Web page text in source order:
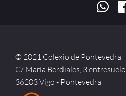
© 2021 Colexio de Pontevedra
C/ María Berdiales, 3 entresuelo
36203 Vigo - Pontevedra